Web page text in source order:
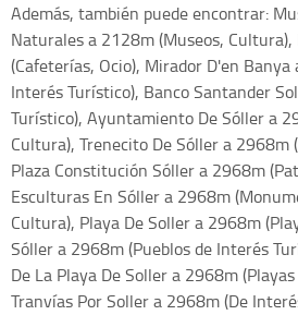
Además, también puede encontrar:
Naturales a 2128m (Museos,
(Cafeterías, Ocio), Mirador D'en
Interés Turístico), Banco Santander
Turístico), Ayuntamiento De Sóller a
Cultura), Trenecito De Sóller a 2968m
Plaza Constitución Sóller a 2968m
Esculturas En Sóller a 2968m
Cultura), Playa De Soller a 2968m
Sóller a 2968m (Pueblos de Interés
De La Playa De Soller a 2968m
Tranvías Por Soller a 2968m (De